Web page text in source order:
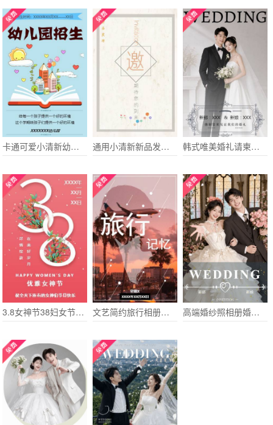
卡通可爱小清新幼儿园招生宣传学校招生通用模板 通用小清新新品发布会促销通用请柬 韩式唯美婚礼请柬电子请柬
3.8女神节38妇女节女生节祝福贺卡 文艺简约旅行相册婚礼浪漫表白唯美微礼物 高端婚纱照相册婚礼请柬